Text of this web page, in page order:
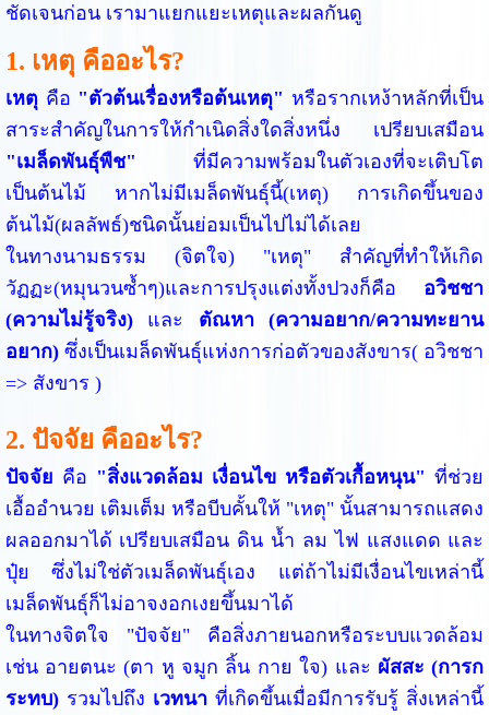
ชัดเจนก่อน เรามาแยกแยะเหตุและผลกันดู
1. เหตุ คืออะไร?
เหตุคือ "ตัวต้นเรื่องหรือต้นเหตุ" หรือรากเหง้าหลักที่เป็น
สาระสำคัญในการให้กำเนิดสิ่งใดสิ่งหนึ่ง เปรียบเสมือน
"เมล็ดพันธุ์พืช" ที่มีความพร้อมในตัวเองที่จะเติบโต
เป็นต้นไม้ หากไม่มีเมล็ดพันธุ์นี้(เหตุ) การเกิดขึ้นของ
ต้นไม้(ผลลัพธ์)ชนิดนั้นย่อมเป็นไปไม่ได้เลย
ในทางนามธรรม (จิตใจ) "เหตุ" สำคัญที่ทำให้เกิด
วัฏฏะ(หมุนวนซ้ำๆ)และการปรุงแต่งทั้งปวงก็คือ อวิชชา
(ความไม่รู้จริง)และ ตัณหา (ความอยาก/ความทะยาน
อยาก)ซึ่งเป็นเมล็ดพันธุ์แห่งการก่อตัวของสังขาร( อวิชชา
=> สังขาร )
2. ปัจจัย คืออะไร?
ปัจจัย คือ "สิ่งแวดล้อม เงื่อนไข หรือตัวเกื้อหนุน" ที่ช่วย
เอื้ออำนวย เติมเต็ม หรือบีบคั้นให้ "เหตุ" นั้นสามารถแสดง
ผลออกมาได้ เปรียบเสมือน ดิน น้ำ ลม ไฟ แสงแดด และ
ปุ๋ย ซึ่งไม่ใช่ตัวเมล็ดพันธุ์เอง แต่ถ้าไม่มีเงื่อนไขเหล่านี้
เมล็ดพันธุ์ก็ไม่อาจงอกเงยขึ้นมาได้
ในทางจิตใจ "ปัจจัย" คือสิ่งภายนอกหรือระบบแวดล้อม
เช่น อายตนะ (ตา หู จมูก ลิ้น กาย ใจ) และ ผัสสะ (การก
ระทบ)รวมไปถึง เวทนา ที่เกิดขึ้นเมื่อมีการรับรู้ สิ่งเหล่านี้